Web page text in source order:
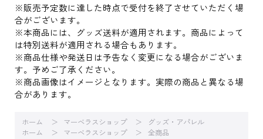
※販売予定数に達した時点で受付を終了させていただく場
合がございます。
※本商品には、グッズ送料が適用されます。商品によって
は特別送料が適用される場合もあります。
※商品仕様や発送日は予告なく変更になる場合がございま
す。予めご了承ください。
※商品画像はイメージとなります。実際の商品と異なる場
合があります。
ホーム マーベラスショップ
グッズ・アパレル
ホーム
マーベラスショップ 全商品